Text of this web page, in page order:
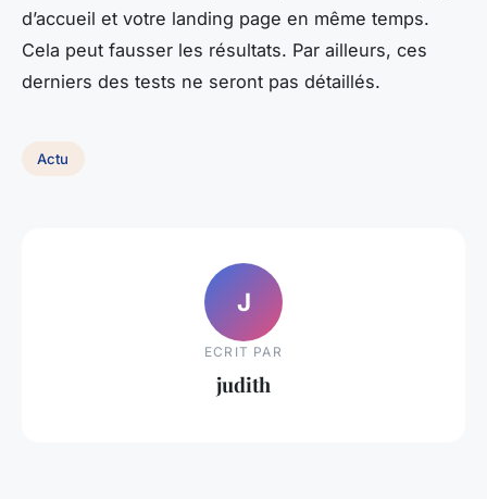
d’accueil et votre landing page en même temps.
Cela peut fausser les résultats. Par ailleurs, ces
derniers des tests ne seront pas détaillés.
Actu
J
ECRIT PAR
judith